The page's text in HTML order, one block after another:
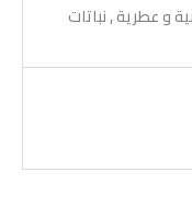
و عطرية , نباتات